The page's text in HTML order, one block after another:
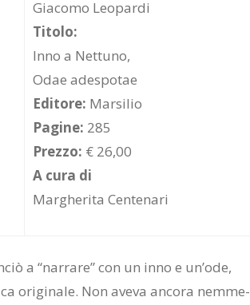
Giacomo Leopardi
Titolo:
Inno a Nettuno,
Odae adespotae
Editore: Marsilio
Pagine: 285
Prezzo: € 26,00
A cura di
Margherita Centenari
a “nar­ra­re” con un inno e un’o­de,
ori­gi­na­le. Non ave­va an­co­ra nem­me­